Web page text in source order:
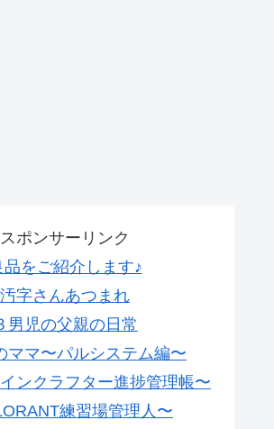
スポンサーリンク
品をご紹介します♪
汚字さんあつまれ
男児の父親の日常
ママ〜パルシステム編〜
ンクラフター進捗管理帳〜
練習場管理人〜